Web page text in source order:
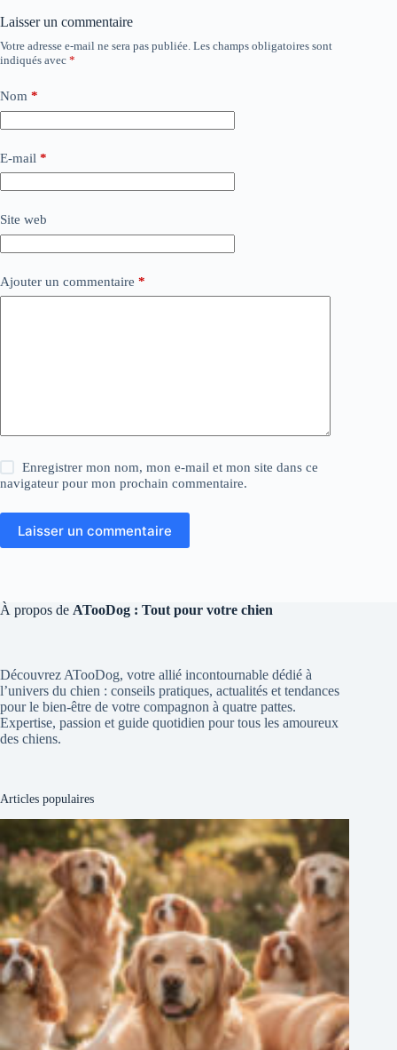
Laisser un commentaire
Votre adresse e-mail ne sera pas publiée. Les champs obligatoires sont
indiqués avec *
Nom *
E-mail *
Site web
Ajouter un commentaire *
Enregistrer mon nom, mon e-mail et mon site dans ce
navigateur pour mon prochain commentaire.
Laisser un commentaire
À propos de ATooDog : Tout pour votre chien
Découvrez ATooDog, votre allié incontournable dédié à
l’univers du chien : conseils pratiques, actualités et tendances
pour le bien-être de votre compagnon à quatre pattes.
Expertise, passion et guide quotidien pour tous les amoureux
des chiens.
Articles populaires